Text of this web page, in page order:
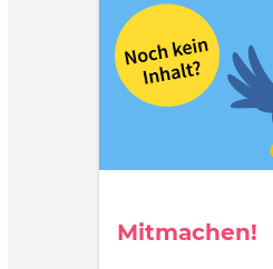
Mitmachen!